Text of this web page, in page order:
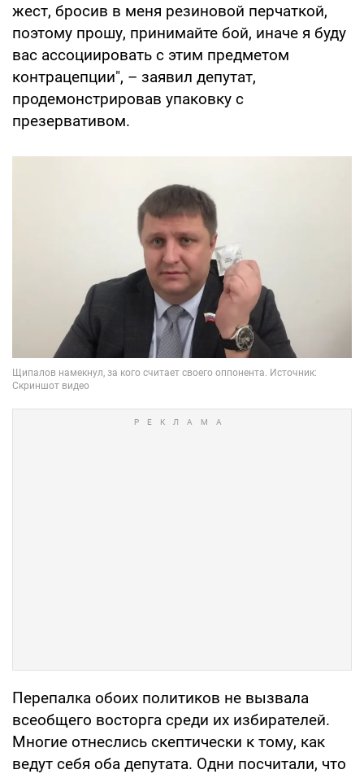
жест, бросив в меня резиновой перчаткой,
поэтому прошу, принимайте бой, иначе я буду
вас ассоциировать с этим предметом
контрацепции", – заявил депутат,
продемонстрировав упаковку с
презервативом.
Перепалка обоих политиков не вызвала
всеобщего восторга среди их избирателей.
Многие отнеслись скептически к тому, как
ведут себя оба депутата. Одни посчитали, что